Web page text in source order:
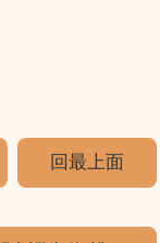
回最上面